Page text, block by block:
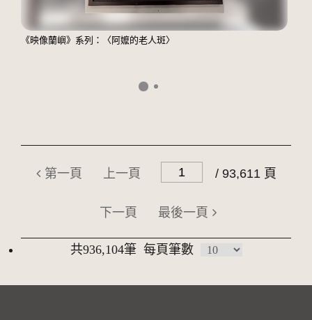
《映像蘭嶼》系列：〈阿嬤的老人斑〉
第一頁 上一頁 / 93,611 頁
下一頁 最後一頁
共936,104筆 每頁筆數